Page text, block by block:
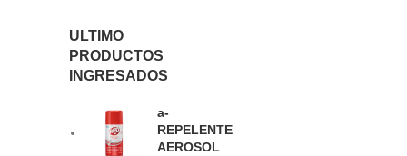
ULTIMO
PRODUCTOS
INGRESADOS
a-
REPELENTE
AEROSOL